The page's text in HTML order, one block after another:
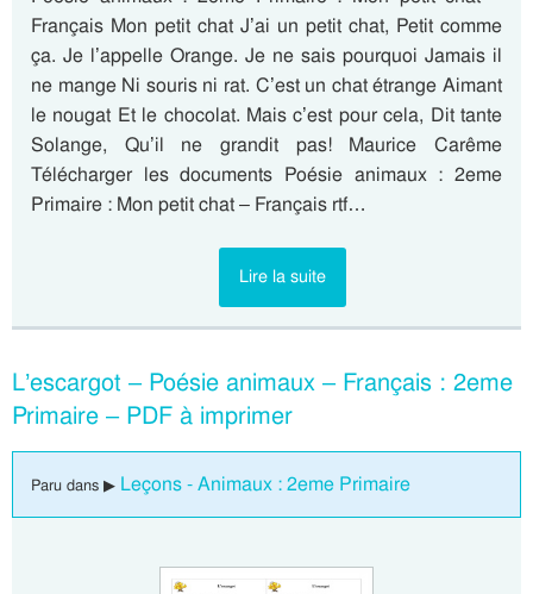
Français Mon petit chat J’ai un petit chat, Petit comme
ça. Je l’appelle Orange. Je ne sais pourquoi Jamais il
ne mange Ni souris ni rat. C’est un chat étrange Aimant
le nougat Et le chocolat. Mais c’est pour cela, Dit tante
Solange, Qu’il ne grandit pas! Maurice Carême
Télécharger les documents Poésie animaux : 2eme
Primaire : Mon petit chat – Français rtf…
Lire la suite
L’escargot – Poésie animaux – Français : 2eme
Primaire – PDF à imprimer
Paru dans ▶ Leçons - Animaux : 2eme Primaire